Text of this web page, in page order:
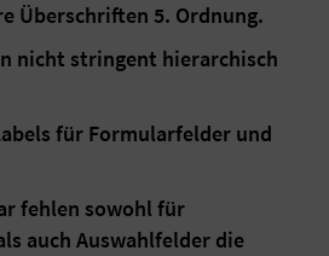
Überschriften 5. Ordnung.
nicht stringent hierarchisch
für Formularfelder und
fehlen sowohl für
auch Auswahlfelder die